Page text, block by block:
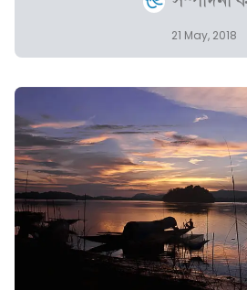
21 May, 2018